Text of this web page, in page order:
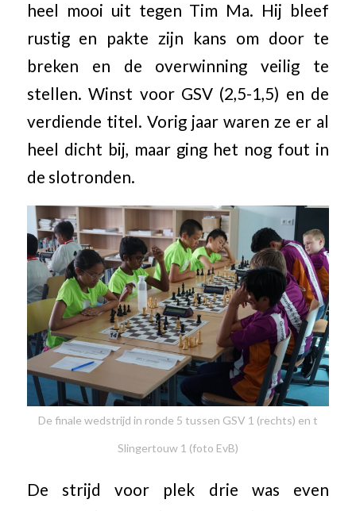
heel mooi uit tegen Tim Ma. Hij bleef
rustig en pakte zijn kans om door te
breken en de overwinning veilig te
stellen. Winst voor GSV (2,5-1,5) en de
verdiende titel. Vorig jaar waren ze er al
heel dicht bij, maar ging het nog fout in
de slotronden.
De finale wedstrijd in ronde 5 tussen GSV 1 (rechts) en t
Slingertouw 1 (foto EvB)
De strijd voor plek drie was even